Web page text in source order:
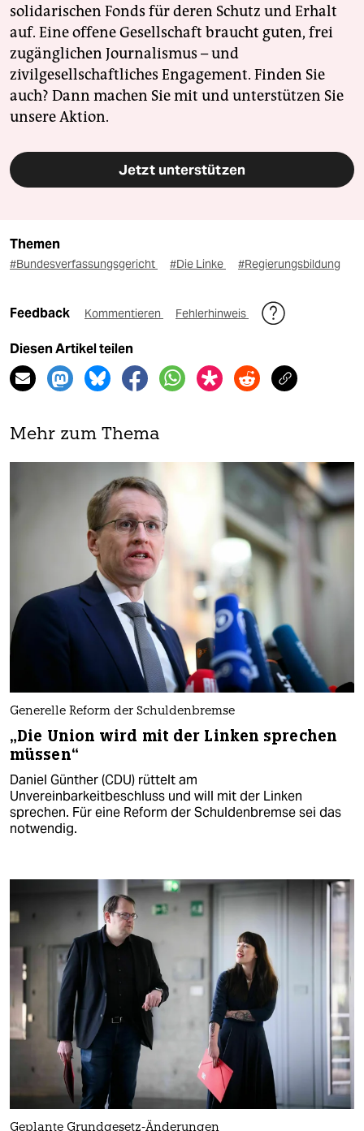
solidarischen Fonds für deren Schutz und Erhalt
auf. Eine offene Gesellschaft braucht guten, frei
zugänglichen Journalismus – und
zivilgesellschaftliches Engagement. Finden Sie
auch? Dann machen Sie mit und unterstützen Sie
unsere Aktion.
Jetzt unterstützen
Themen
#Bundesverfassungsgericht #Die Linke #Regierungsbildung
Feedback Kommentieren Fehlerhinweis
Diesen Artikel teilen
Mehr zum Thema
Generelle Reform der Schuldenbremse
„Die Union wird mit der Linken sprechen
müssen“
Daniel Günther (CDU) rüttelt am
Unvereinbarkeitbeschluss und will mit der Linken
sprechen. Für eine Reform der Schuldenbremse sei das
notwendig.
Geplante Grundgesetz-Änderungen